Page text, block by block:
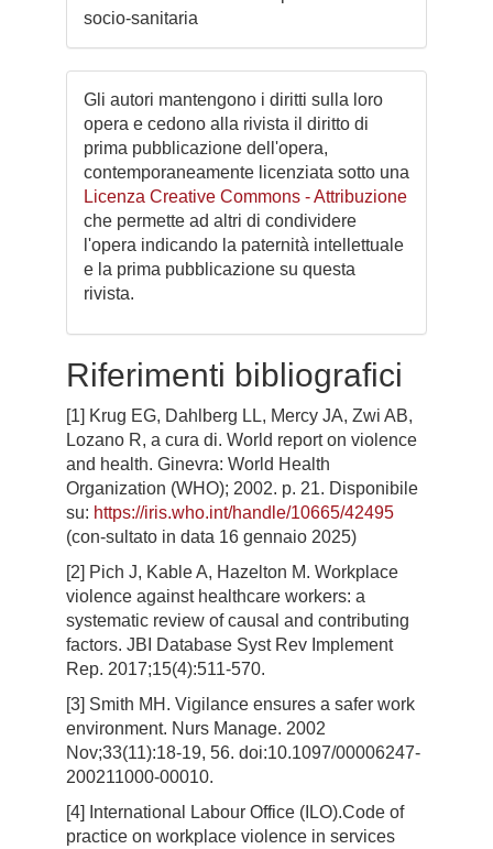
socio-sanitaria
Gli autori mantengono i diritti sulla loro
opera e cedono alla rivista il diritto di
prima pubblicazione dell'opera,
contemporaneamente licenziata sotto una
Licenza Creative Commons - Attribuzione
che permette ad altri di condividere
l'opera indicando la paternità intellettuale
e la prima pubblicazione su questa
rivista.
Riferimenti bibliografici
[1] Krug EG, Dahlberg LL, Mercy JA, Zwi AB,
Lozano R, a cura di. World report on violence
and health. Ginevra: World Health
Organization (WHO); 2002. p. 21. Disponibile
su: https://iris.who.int/handle/10665/42495
(con-sultato in data 16 gennaio 2025)
[2] Pich J, Kable A, Hazelton M. Workplace
violence against healthcare workers: a
systematic review of causal and contributing
factors. JBI Database Syst Rev Implement
Rep. 2017;15(4):511-570.
[3] Smith MH. Vigilance ensures a safer work
environment. Nurs Manage. 2002
Nov;33(11):18-19, 56. doi:10.1097/00006247-
200211000-00010.
[4] International Labour Office (ILO).Code of
practice on workplace violence in services